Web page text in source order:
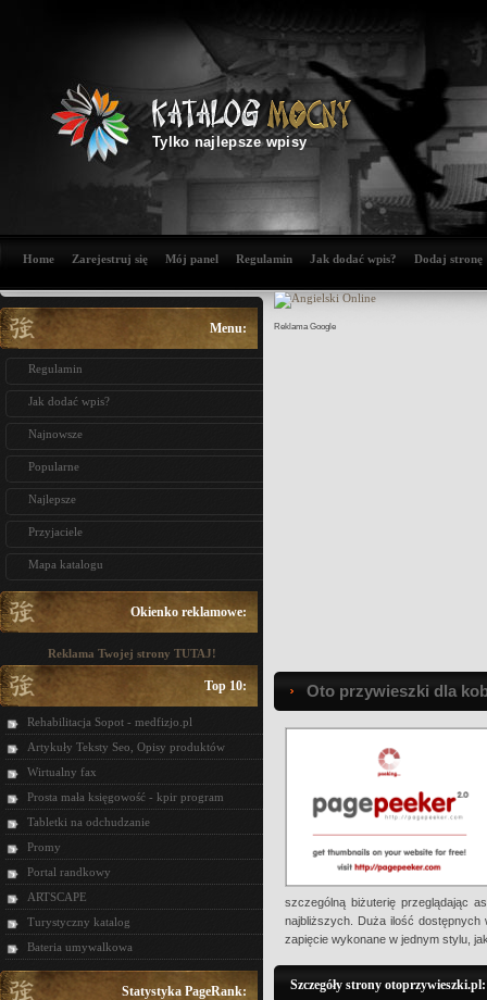
Tylko najlepsze wpisy
Home Zarejestruj się Mój panel Regulamin Jak dodać wpis? Dodaj stronę
Menu:
Regulamin
Jak dodać wpis?
Najnowsze
Popularne
Najlepsze
Przyjaciele
Mapa katalogu
Okienko reklamowe:
Reklama Twojej strony TUTAJ!
Top 10:
Rehabilitacja Sopot - medfizjo.pl
Artykuły Teksty Seo, Opisy produktów
Wirtualny fax
Prosta mała księgowość - kpir program
Tabletki na odchudzanie
Promy
Portal randkowy
ARTSCAPE
Turystyczny katalog
Bateria umywalkowa
Statystyka PageRank:
Reklama Google
Oto przywieszki dla
szczególną biżuterię przeglądając
najbliższych. Duża ilość dostępnych
zapięcie wykonane w jednym stylu,
Szczegóły strony otoprzywieszki.pl: